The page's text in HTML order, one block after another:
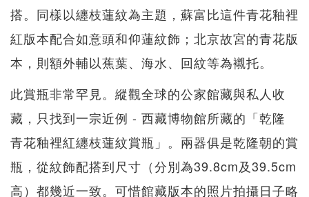
搭。同樣以纏枝蓮紋為主題，蘇富比這件青花釉裡
紅版本配合如意頭和仰蓮紋飾；北京故宮的青花版
本，則額外輔以蕉葉、海水、回紋等為襯托。
此賞瓶非常罕見。縱觀全球的公家館藏與私人收
藏，只找到一宗近例 - 西藏博物館所藏的「乾隆
青花釉裡紅纏枝蓮紋賞瓶」。兩器俱是乾隆朝的賞
瓶，從紋飾配搭到尺寸（分別為39.8cm及39.5cm
高）都幾近一致。可惜館藏版本的照片拍攝日子略